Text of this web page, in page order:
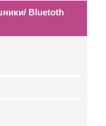
Bluetoth